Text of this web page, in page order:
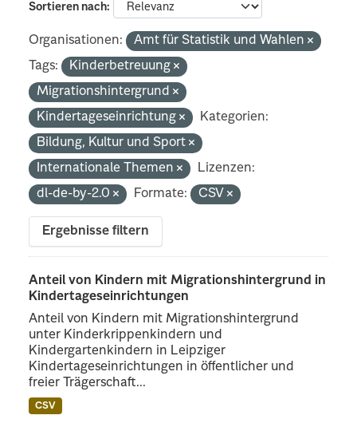
Sortieren nach
Organisationen:
Amt für Statistik und Wahlen
Tags:
Kinderbetreuung
Migrationshintergrund
Kindertageseinrichtung
Kategorien:
Bildung, Kultur und Sport
Internationale Themen
Lizenzen:
dl-de-by-2.0
Formate: CSV
Ergebnisse filtern
Anteil von Kindern mit Migrationshintergrund in
Kindertageseinrichtungen
Anteil von Kindern mit Migrationshintergrund
unter Kinderkrippenkindern und
Kindergartenkindern in Leipziger
Kindertageseinrichtungen in öffentlicher und
freier Trägerschaft...
CSV